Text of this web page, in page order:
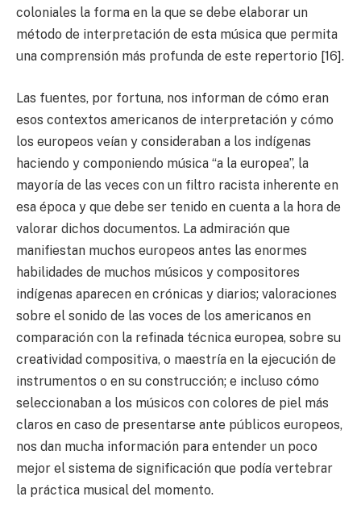
coloniales la forma en la que se debe elaborar un
método de interpretación de esta música que permita
una comprensión más profunda de este repertorio [16].
Las fuentes, por fortuna, nos informan de cómo eran
esos contextos americanos de interpretación y cómo
los europeos veían y consideraban a los indígenas
haciendo y componiendo música “a la europea”, la
mayoría de las veces con un filtro racista inherente en
esa época y que debe ser tenido en cuenta a la hora de
valorar dichos documentos. La admiración que
manifiestan muchos europeos antes las enormes
habilidades de muchos músicos y compositores
indígenas aparecen en crónicas y diarios; valoraciones
sobre el sonido de las voces de los americanos en
comparación con la refinada técnica europea, sobre su
creatividad compositiva, o maestría en la ejecución de
instrumentos o en su construcción; e incluso cómo
seleccionaban a los músicos con colores de piel más
claros en caso de presentarse ante públicos europeos,
nos dan mucha información para entender un poco
mejor el sistema de significación que podía vertebrar
la práctica musical del momento.